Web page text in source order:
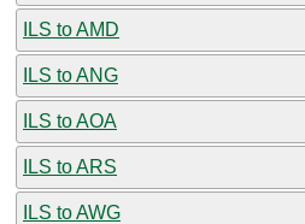
ILS to AMD
ILS to ANG
ILS to AOA
ILS to ARS
ILS to AWG